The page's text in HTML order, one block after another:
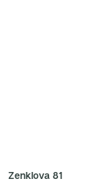
Zenklova 81